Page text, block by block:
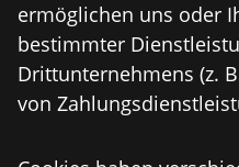
ermöglichen uns oder
bestimmter
Drittunternehmens (z.
von